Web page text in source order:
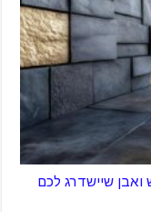
ואבן שיישדרג לכם